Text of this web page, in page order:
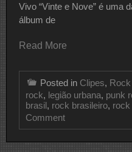
Vivo “Vinte e Nove” é uma
álbum de
Read More
Posted in Clipes,
rock, legião urbana, punk
brasil, rock brasileiro, rock
Commenton
CLIPE